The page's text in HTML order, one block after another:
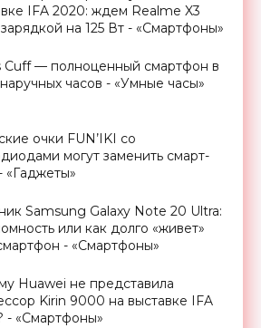
IFA 2020: ждем Realme X3
на 125 Вт - «Смартфоны»
Cuff — полноценный смартфон в
часов - «Умные часы»
очки FUN’IKI со
могут заменить смарт-
«Гаджеты»
Samsung Galaxy Note 20 Ultra:
или как долго «живет»
- «Смартфоны»
Huawei не представила
Kirin 9000 на выставке IFA
- «Смартфоны»